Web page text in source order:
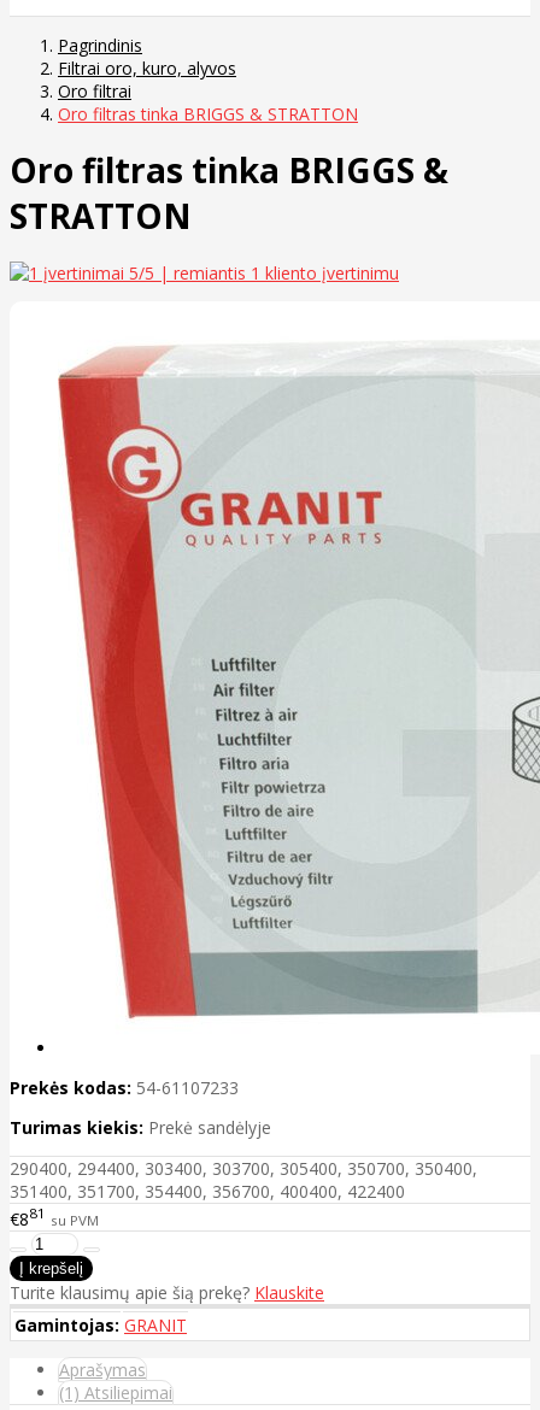
Pagrindinis
Filtrai oro, kuro, alyvos
Oro filtrai
Oro filtras tinka BRIGGS & STRATTON
Oro filtras tinka BRIGGS &
STRATTON
5/5 | remiantis 1 kliento įvertinimu
Prekės kodas: 54-61107233
Turimas kiekis: Prekė sandėlyje
290400, 294400, 303400, 303700, 305400, 350700, 350400,
351400, 351700, 354400, 356700, 400400, 422400
€881 su PVM
Turite klausimų apie šią prekę? Klauskite
Gamintojas: GRANIT
Aprašymas
(1) Atsiliepimai